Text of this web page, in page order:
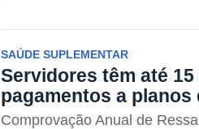
SAÚDE SUPLEMENTAR
Servidores têm até
pagamentos a planos
Comprovação Anual de